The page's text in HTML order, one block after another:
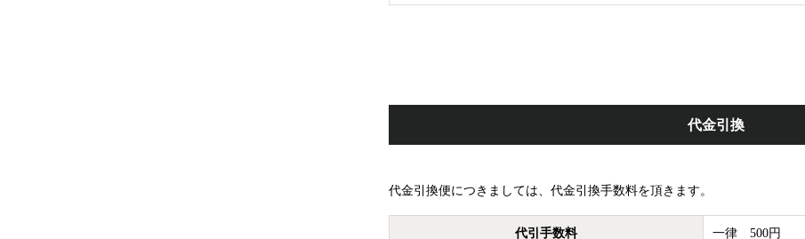
代金引換
代金引換便につきましては、代金引換手数料を頂きます。
代引手数料 一律 500円